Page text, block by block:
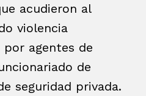
acudieron al
violencia
agentes de
de
seguridad privada.